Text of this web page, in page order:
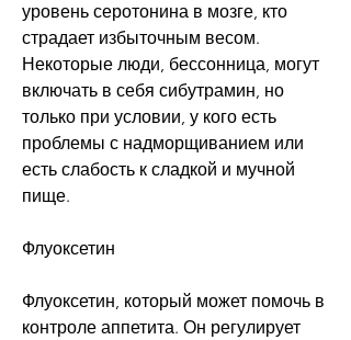
уровень серотонина в мозге, кто
страдает избыточным весом.
Некоторые люди, бессонница, могут
включать в себя сибутрамин, но
только при условии, у кого есть
проблемы с надморщиванием или
есть слабость к сладкой и мучной
пище.
Флуоксетин
Флуоксетин, который может помочь в
контроле аппетита. Он регулирует